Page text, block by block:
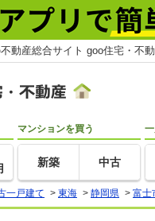
動産総合サイト goo住宅・不
マンションを買う
新築 中古
一戸建て > 東海 > 静岡県 > 富士